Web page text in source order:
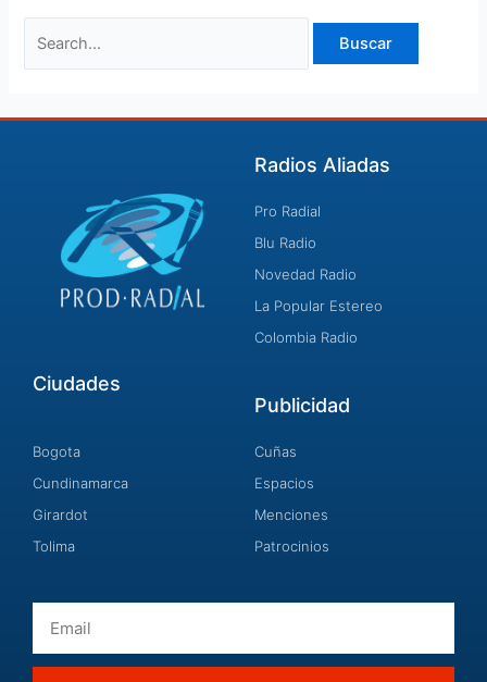
Radios Aliadas
Pro Radial
Blu Radio
Novedad Radio
La Popular Estereo
Colombia Radio
Ciudades
Bogota
Cundinamarca
Girardot
Tolima
Publicidad
Cuñas
Espacios
Menciones
Patrocinios